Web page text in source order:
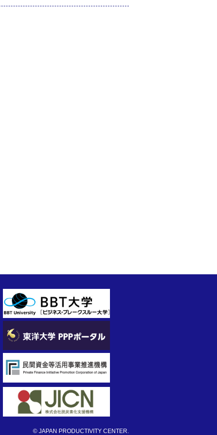
© JAPAN PRODUCTIVITY CENTER.